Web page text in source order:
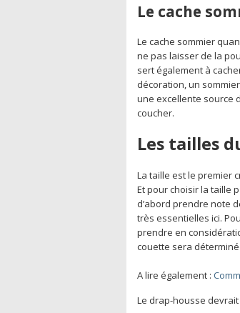
Le cache
Le cache sommier
ne pas laisser de la
sert également à
décoration, un
une excellente source
coucher.
Les tailles
La taille est le premier
Et pour choisir la taille
d’abord prendre note
très essentielles ici.
prendre en
couette sera
A lire également :
Le drap-housse